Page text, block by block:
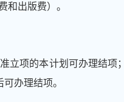
和出版费）。
立项的本计划可办理结项
办理结项。